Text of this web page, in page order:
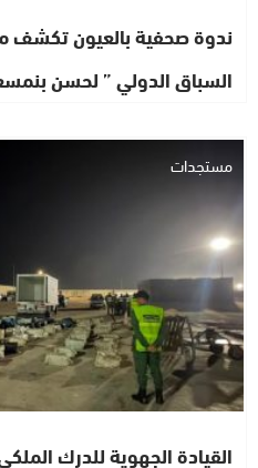
ندوة صحفية بالعيون تكشف
السباق الدولي ” لحسن
مستجدات
القيادة الجهوية للدرك